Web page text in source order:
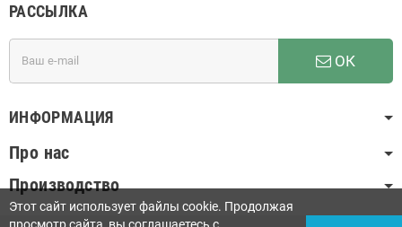
РАССЫЛКА
ОК
ИНФОРМАЦИЯ
Про нас
Производство
Этот сайт использует файлы cookie. Продолжая